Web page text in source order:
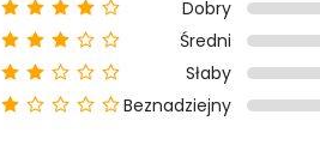
Dobry
Średni
Słaby
Beznadziejny